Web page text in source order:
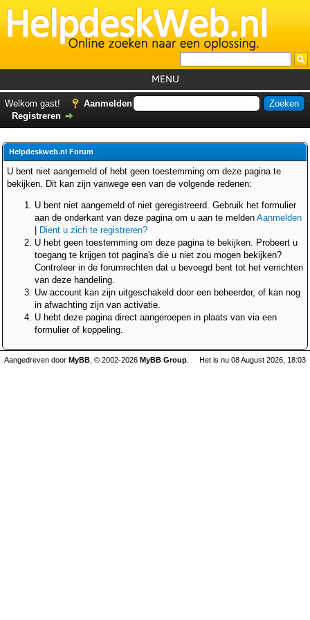
MENU
Helpdesks
Forum
Welkom gast!
Aanmelden
Registreren
Helpdeskweb.nl Forum
U bent niet aangemeld of hebt geen toestemming om deze pagina te
bekijken. Dit kan zijn vanwege een van de volgende redenen:
U bent niet aangemeld of niet geregistreerd. Gebruik het formulier
aan de onderkant van deze pagina om u aan te melden Aanmelden
Dient u zich te registreren?
U hebt geen toestemming om deze pagina te bekijken. Probeert u
toegang te krijgen tot pagina's die u niet zou mogen bekijken?
Controleer in de forumrechten dat u bevoegd bent tot het verrichten
van deze handeling.
Uw account kan zijn uitgeschakeld door een beheerder, of kan nog
in afwachting zijn van activatie.
U hebt deze pagina direct aangeroepen in plaats van via een
formulier of koppeling.
Het is nu 08 August 2026, 18:03
Aangedreven door MyBB , © 2002-2026 MyBB Group